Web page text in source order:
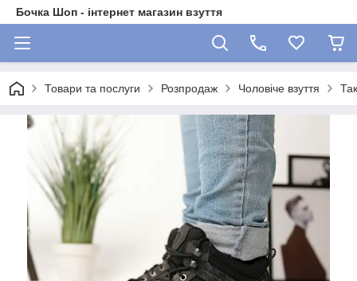
Бочка Шоп - інтернет магазин взуття
Товари та послуги Розпродаж Чоловіче взуття